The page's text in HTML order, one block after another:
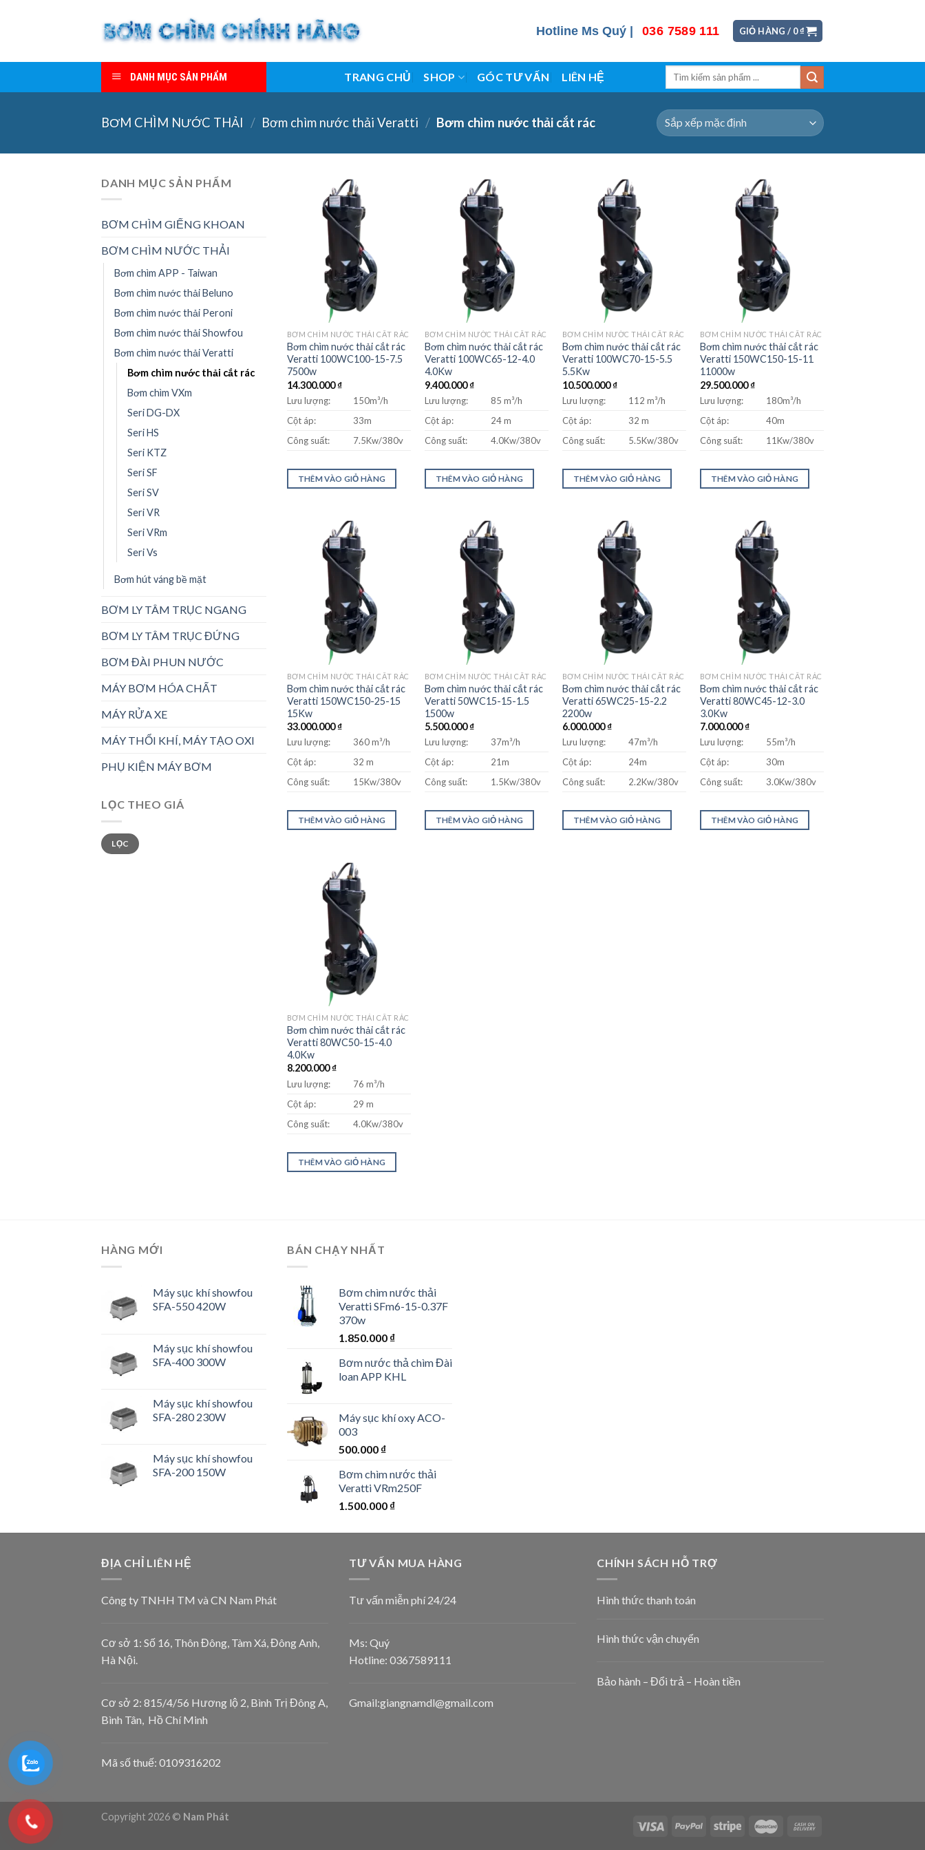
Hotline Ms Quý | 036 7589 111 GIỎ HÀNG / 0₫
DANH MỤC SẢN PHẨM TRANG CHỦ SHOP GÓC TƯ VẤN LIÊN HỆ
Tìm
BƠM CHÌM NƯỚC THẢI / Bơm chìm nước thải Veratti / Bơm chìm nước thải cắt rác
DANH MỤC SẢN PHẨM
BƠM CHÌM GIẾNG KHOAN
BƠM CHÌM NƯỚC THẢI
Bơm chìm APP - Taiwan
Bơm chìm nước thải Beluno
Bơm chìm nước thải Peroni
Bơm chìm nước thải Showfou
Bơm chìm nước thải Veratti
Bơm chìm nước thải cắt rác
Bơm chìm VXm
Seri DG-DX
Seri HS
Seri KTZ
Seri SF
Seri SV
Seri VR
Seri VRm
Seri Vs
Bơm hút váng bề mặt
BƠM LY TÂM TRỤC NGANG
BƠM LY TÂM TRỤC ĐỨNG
BƠM ĐÀI PHUN NƯỚC
MÁY BƠM HÓA CHẤT
MÁY RỬA XE
MÁY THỔI KHÍ, MÁY TẠO OXI
PHỤ KIỆN MÁY BƠM
LỌC THEO GIÁ
Giá
tối
thiểu
Giá
tối
đa
LỌC
BƠM CHÌM NƯỚC THẢI CẮT RÁC
Bơm chìm nước thải cắt rác
Veratti 100WC100-15-7.5
7500w
14.300.000₫
Lưu lượng:
150m³/h
Cột áp:
33m
Công suất:
7.5Kw/380v
THÊM VÀO GIỎ HÀNG
BƠM CHÌM NƯỚC THẢI CẮT RÁC
Bơm chìm nước thải cắt rác
Veratti 100WC65-12-4.0
4.0Kw
9.400.000₫
Lưu lượng:
85 m³/h
Cột áp:
24 m
Công suất:
4.0Kw/380v
THÊM VÀO GIỎ HÀNG
BƠM CHÌM NƯỚC THẢI CẮT RÁC
Bơm chìm nước thải cắt rác
Veratti 100WC70-15-5.5
5.5Kw
10.500.000₫
Lưu lượng:
112 m³/h
Cột áp:
32 m
Công suất:
5.5Kw/380v
THÊM VÀO GIỎ HÀNG
BƠM CHÌM NƯỚC THẢI CẮT RÁC
Bơm chìm nước thải cắt rác
Veratti 150WC150-15-11
11000w
29.500.000₫
Lưu lượng:
180m³/h
Cột áp:
40m
Công suất:
11Kw/380v
THÊM VÀO GIỎ HÀNG
BƠM CHÌM NƯỚC THẢI CẮT RÁC
Bơm chìm nước thải cắt rác
Veratti 150WC150-25-15
15Kw
33.000.000₫
Lưu lượng:
360 m³/h
Cột áp:
32 m
Công suất:
15Kw/380v
THÊM VÀO GIỎ HÀNG
BƠM CHÌM NƯỚC THẢI CẮT RÁC
Bơm chìm nước thải cắt rác
Veratti 50WC15-15-1.5
1500w
5.500.000₫
Lưu lượng:
37m³/h
Cột áp:
21m
Công suất:
1.5Kw/380v
THÊM VÀO GIỎ HÀNG
BƠM CHÌM NƯỚC THẢI CẮT RÁC
Bơm chìm nước thải cắt rác
Veratti 65WC25-15-2.2
2200w
6.000.000₫
Lưu lượng:
47m³/h
Cột áp:
24m
Công suất:
2.2Kw/380v
THÊM VÀO GIỎ HÀNG
BƠM CHÌM NƯỚC THẢI CẮT RÁC
Bơm chìm nước thải cắt rác
Veratti 80WC45-12-3.0
3.0Kw
7.000.000₫
Lưu lượng:
55m³/h
Cột áp:
30m
Công suất:
3.0Kw/380v
THÊM VÀO GIỎ HÀNG
BƠM CHÌM NƯỚC THẢI CẮT RÁC
Bơm chìm nước thải cắt rác
Veratti 80WC50-15-4.0
4.0Kw
8.200.000₫
Lưu lượng:
76 m³/h
Cột áp:
29 m
Công suất:
4.0Kw/380v
THÊM VÀO GIỎ HÀNG
HÀNG MỚI
Máy sục khí showfou
SFA-550 420W
Máy sục khí showfou
SFA-400 300W
Máy sục khí showfou
SFA-280 230W
Máy sục khí showfou
SFA-200 150W
BÁN CHẠY NHẤT
Bơm chìm nước thải
Veratti SFm6-15-0.37F
370w
1.850.000 ₫
Bơm nước thả chìm Đài
loan APP KHL
Máy sục khí oxy ACO-
003
500.000 ₫
Bơm chìm nước thải
Veratti VRm250F
1.500.000 ₫
ĐỊA CHỈ LIÊN HỆ
Công ty TNHH TM và CN Nam Phát
Cơ sở 1: Số 16, Thôn Đông, Tàm Xá, Đông Anh,
Hà Nội.
Cơ sở 2: 815/4/56 Hương lộ 2, Bình Trị Đông A,
Bình Tân, Hồ Chí Minh
Mã số thuế: 0109316202
TƯ VẤN MUA HÀNG
Tư vấn miễn phí 24/24
Ms: Quý
Hotline: 0367589111
Gmail:giangnamdl@gmail.com
CHÍNH SÁCH HỖ TRỢ
Hình thức thanh toán
Hình thức vận chuyển
Bảo hành – Đổi trả – Hoàn tiền
Copyright 2026 © Nam Phát